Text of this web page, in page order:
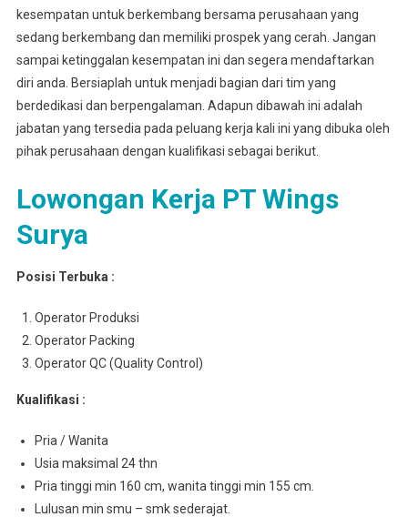
kesempatan untuk berkembang bersama perusahaan yang
sedang berkembang dan memiliki prospek yang cerah. Jangan
sampai ketinggalan kesempatan ini dan segera mendaftarkan
diri anda. Bersiaplah untuk menjadi bagian dari tim yang
berdedikasi dan berpengalaman. Adapun dibawah ini adalah
jabatan yang tersedia pada peluang kerja kali ini yang dibuka oleh
pihak perusahaan dengan kualifikasi sebagai berikut.
Lowongan Kerja PT Wings
Surya
Posisi Terbuka :
Operator Produksi
Operator Packing
Operator QC (Quality Control)
Kualifikasi :
Pria / Wanita
Usia maksimal 24 thn
Pria tinggi min 160 cm, wanita tinggi min 155 cm.
Lulusan min smu – smk sederajat.